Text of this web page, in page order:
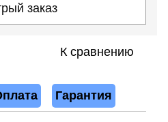
заказ
К сравнению
Гарантия